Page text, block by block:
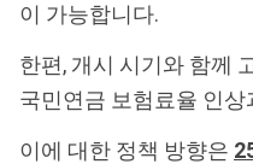
이 가능합니다.
한편, 개시 시기와 함께
국민연금 보험료율 인
이에 대한 정책 방향은